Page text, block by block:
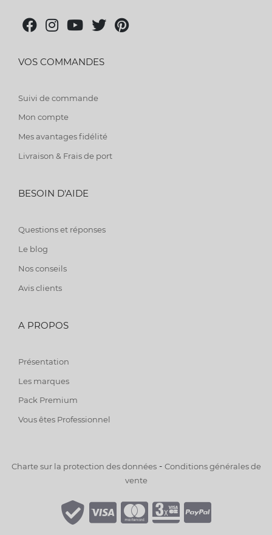
VOS COMMANDES
Suivi de commande
Mon compte
Mes avantages fidélité
Livraison & Frais de port
BESOIN D'AIDE
Questions et réponses
Le blog
Nos conseils
Avis clients
A PROPOS
Présentation
Les marques
Pack Premium
Vous êtes Professionnel
Charte sur la protection des données- Conditions générales de
vente